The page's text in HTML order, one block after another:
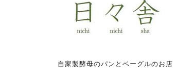
自家製酵母のパンとベーグルのお店